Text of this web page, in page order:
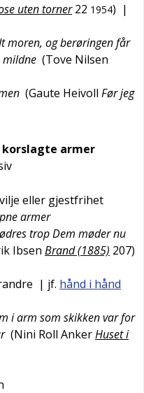
uten torner 22 1954) |
moren, og berøringen får
mildne (Tove Nilsen
(Gaute Heivoll Før jeg
korslagte armer
eller gjestfrihet
armer
trop Dem møder nu
Ibsen Brand (1885) 207)
| jf. hånd i hånd
i arm som skikken var for
(Nini Roll AnkerHuset i